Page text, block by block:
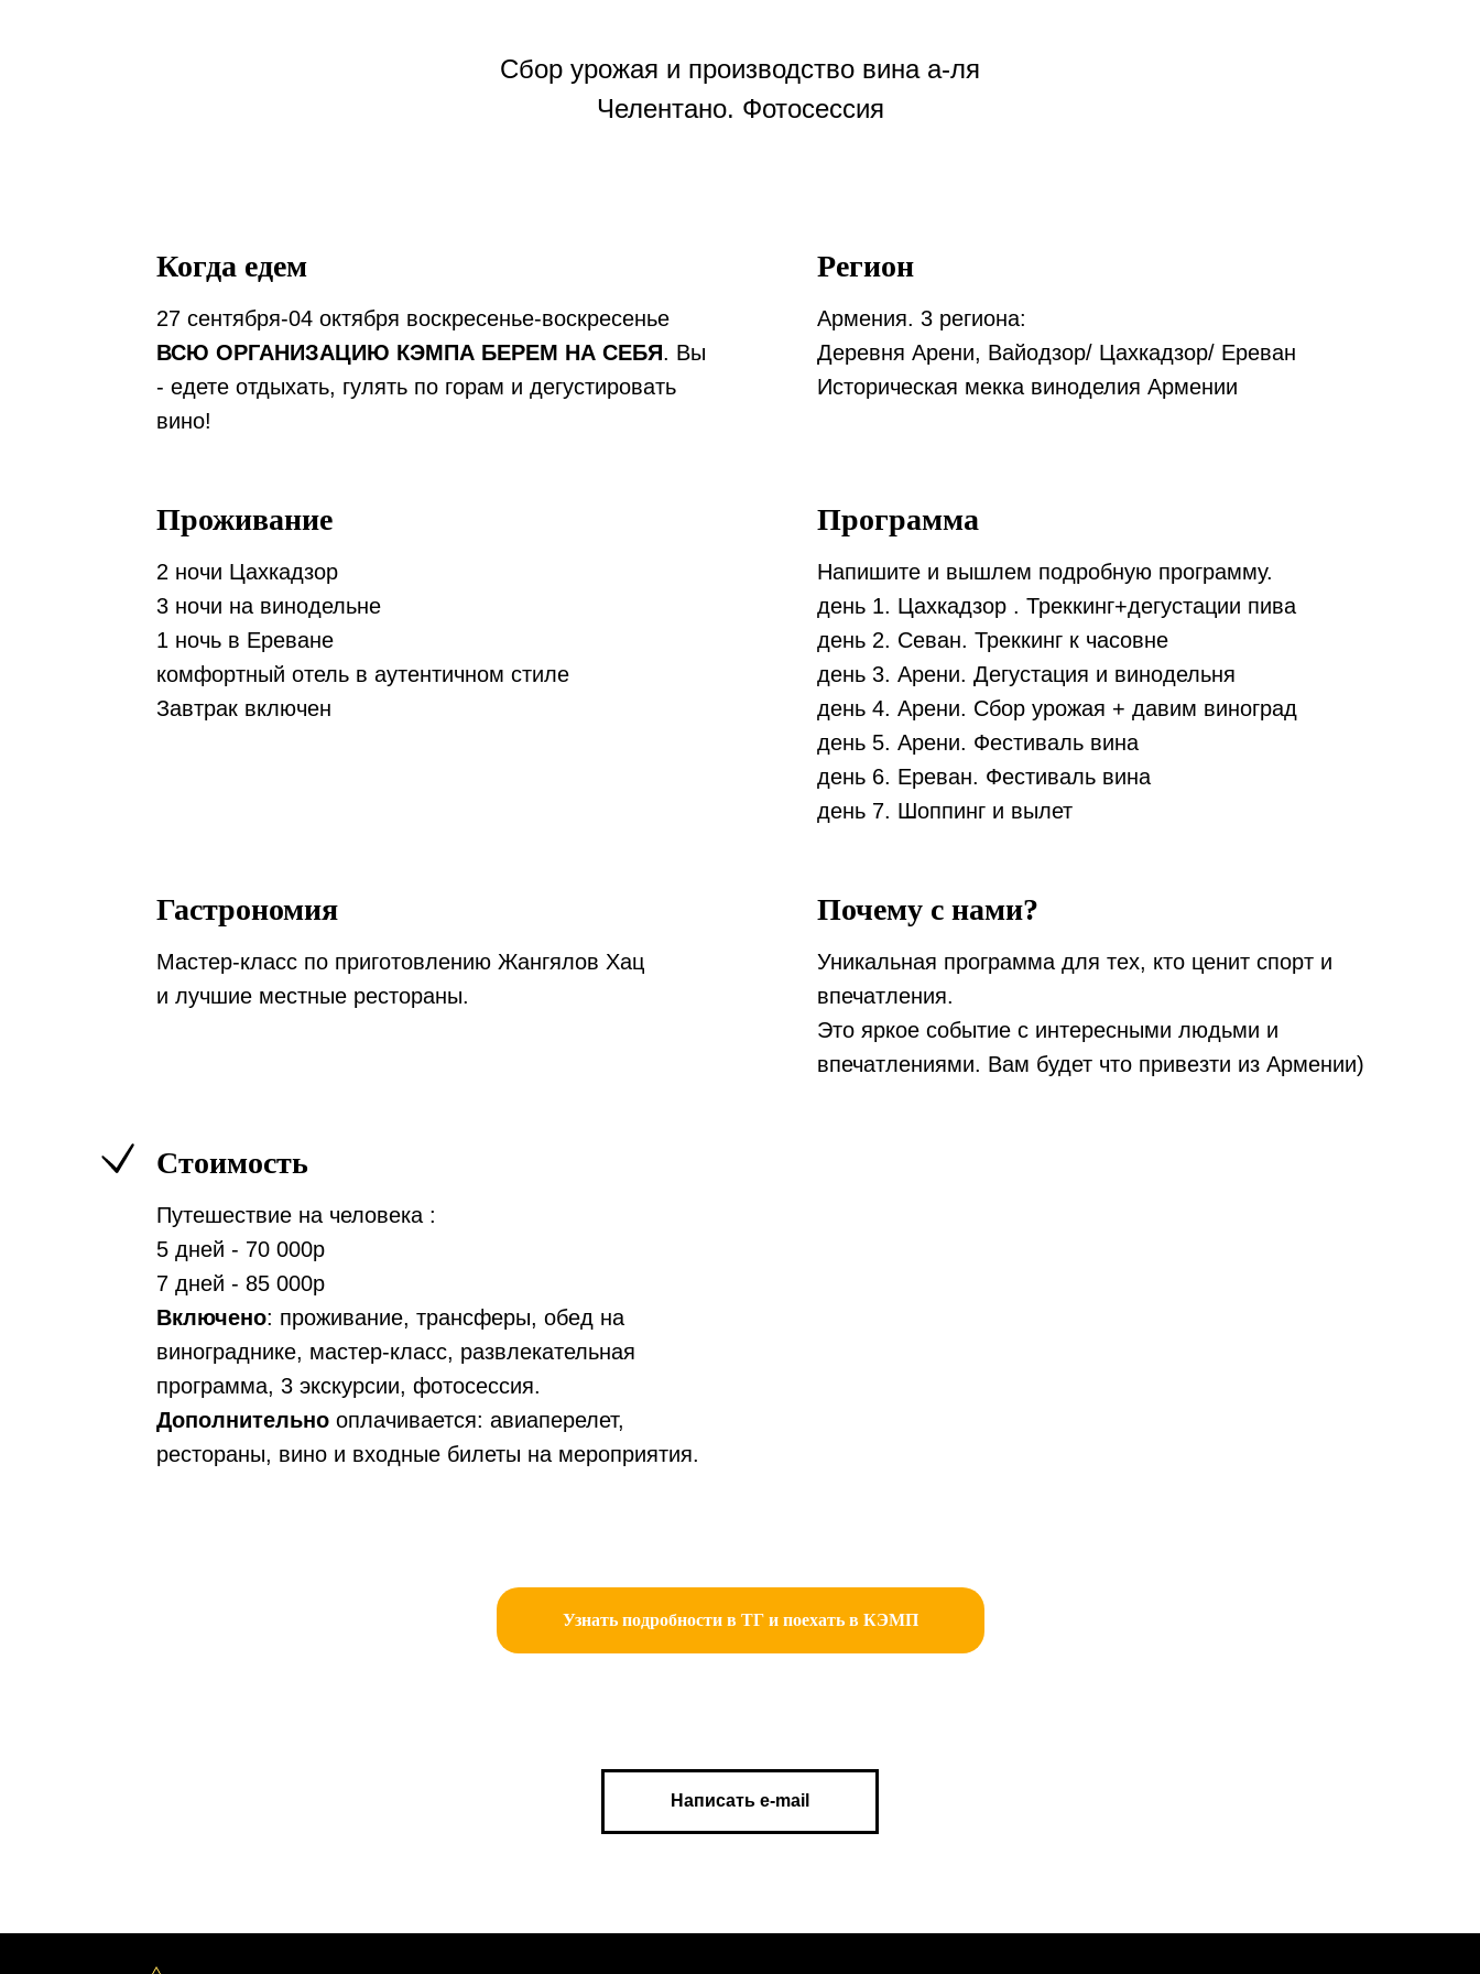
Сбор урожая и производство вина а-ля
Челентано. Фотосессия
Когда едем
27 сентября-04 октября воскресенье-воскресенье
ВСЮ ОРГАНИЗАЦИЮ КЭМПА БЕРЕМ НА СЕБЯ. Вы
- едете отдыхать, гулять по горам и дегустировать
вино!
Регион
Армения. 3 региона:
Деревня Арени, Вайодзор/ Цахкадзор/ Ереван
Историческая мекка виноделия Армении
Проживание
2 ночи Цахкадзор
3 ночи на винодельне
1 ночь в Ереване
комфортный отель в аутентичном стиле
Завтрак включен
Программа
Напишите и вышлем подробную программу.
день 1. Цахкадзор . Треккинг+дегустации пива
день 2. Севан. Треккинг к часовне
день 3. Арени. Дегустация и винодельня
день 4. Арени. Сбор урожая + давим виноград
день 5. Арени. Фестиваль вина
день 6. Ереван. Фестиваль вина
день 7. Шоппинг и вылет
Гастрономия
Мастер-класс по приготовлению Жангялов Хац
и лучшие местные рестораны.
Почему с нами?
Уникальная программа для тех, кто ценит спорт и
впечатления.
Это яркое событие с интересными людьми и
впечатлениями. Вам будет что привезти из Армении)
Стоимость
Путешествие на человека :
5 дней - 70 000р
7 дней - 85 000р
Включено: проживание, трансферы, обед на
винограднике, мастер-класс, развлекательная
программа, 3 экскурсии, фотосессия.
Дополнительно оплачивается: авиаперелет,
рестораны, вино и входные билеты на мероприятия.
Узнать подробности в ТГ и поехать в КЭМП
Написать e-mail